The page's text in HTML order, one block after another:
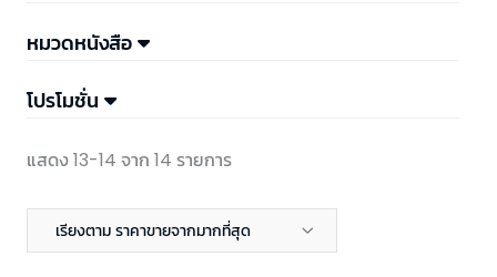
หมวดหนังสือ
โปรโมชั่น
แสดง 13-14 จาก 14 รายการ
เรียงตาม ราคาขายจากมากที่สุด